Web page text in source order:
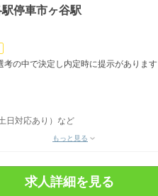
停車市ヶ谷駅
考の中で決定し内定時に提示があります
日対応あり）など
もっと見る
求人詳細を見る